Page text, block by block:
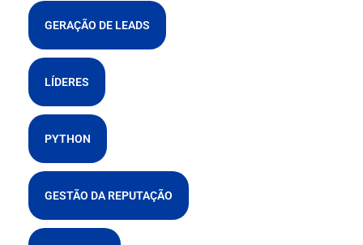
GERAÇÃO DE LEADS
LÍDERES
PYTHON
GESTÃO DA REPUTAÇÃO